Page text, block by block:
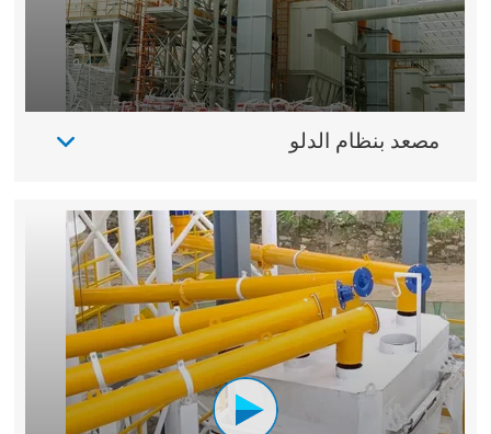
مصعد بنظام الدلو